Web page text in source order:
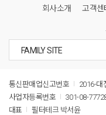
회사소개 고객센
통신판매업신고번호
2016-대
사업자등록번호
301-08-
대표
필터테크 박서윤